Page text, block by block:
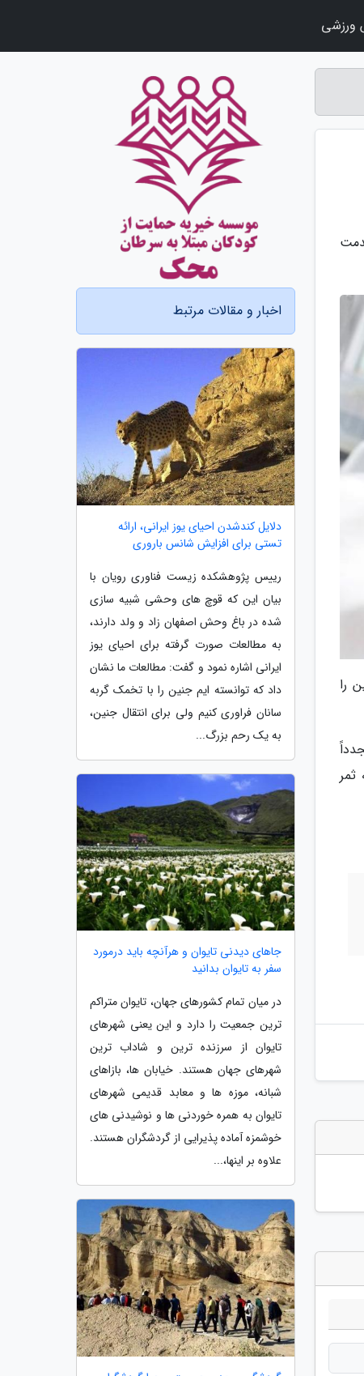
در سال 1387 فریز شده بود ادامه داد: در سال 97 جنین را
ثمر
اخبار و مقالات مرتبط
دلایل کندشدن احیای یوز ایرانی، ارائه
تستی برای افزایش شانس باروری
رییس پژوهشکده زیست فناوری رویان با
بیان این که قوچ های وحشی شبیه سازی
شده در باغ وحش اصفهان زاد و ولد دارند،
به مطالعات صورت گرفته برای احیای یوز
ایرانی اشاره نمود و گفت: مطالعات ما نشان
داد که توانسته ایم جنین را با تخمک گربه
سانان فراوری کنیم ولی برای انتقال جنین،
به یک رحم بزرگ...
جاهای دیدنی تایوان و هرآنچه باید درمورد
سفر به تایوان بدانید
در میان تمام کشورهای جهان، تایوان متراکم
ترین جمعیت را دارد و این یعنی شهرهای
تایوان از سرزنده ترین و شاداب ترین
شهرهای جهان هستند. خیابان ها، بازاهای
شبانه، موزه ها و معابد قدیمی شهرهای
تایوان به همره خوردنی ها و نوشیدنی های
خوشمزه آماده پذیرایی از گردشگران هستند.
علاوه بر اینها،...
ورزشی